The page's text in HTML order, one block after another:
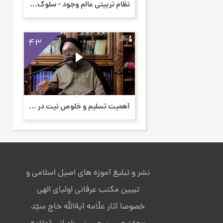
نظام تربیتی عالم وجود - سلوک خانواده - مبا...
43
أهمیت تسلیم و خلوص نیت در سیروسلوك - سلوک ...
نشر و تبلیغ آموزه های اصیل اسلامی و
تبیین مکتب عرفانی اولیای الهی
خصوصا آثار علّامه آیةالله حاج سیّد